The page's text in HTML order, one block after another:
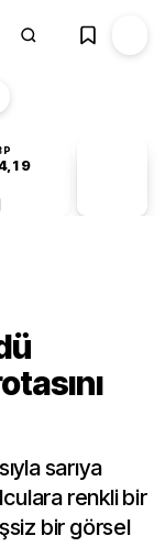
sarıya
renkli bir
bir görsel